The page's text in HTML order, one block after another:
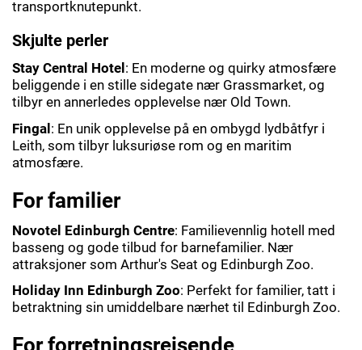
transportknutepunkt.
Skjulte perler
Stay Central Hotel : En moderne og quirky atmosfære
beliggende i en stille sidegate nær Grassmarket, og
tilbyr en annerledes opplevelse nær Old Town.
Fingal: En unik opplevelse på en ombygd lydbåtfyr i
Leith, som tilbyr luksuriøse rom og en maritim
atmosfære.
For familier
Novotel Edinburgh Centre: Familievennlig hotell med
basseng og gode tilbud for barnefamilier. Nær
attraksjoner som Arthur's Seat og Edinburgh Zoo.
Holiday Inn Edinburgh Zoo: Perfekt for familier, tatt i
betraktning sin umiddelbare nærhet til Edinburgh Zoo.